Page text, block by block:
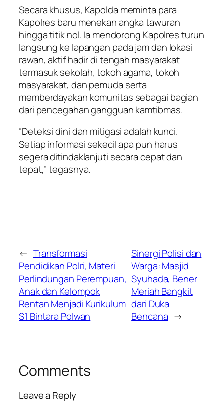
Secara khusus, Kapolda meminta para
Kapolres baru menekan angka tawuran
hingga titik nol. Ia mendorong Kapolres turun
langsung ke lapangan pada jam dan lokasi
rawan, aktif hadir di tengah masyarakat
termasuk sekolah, tokoh agama, tokoh
masyarakat, dan pemuda serta
memberdayakan komunitas sebagai bagian
dari pencegahan gangguan kamtibmas.
“Deteksi dini dan mitigasi adalah kunci.
Setiap informasi sekecil apa pun harus
segera ditindaklanjuti secara cepat dan
tepat,” tegasnya.
← Transformasi
Pendidikan Polri, Materi
Perlindungan Perempuan,
Anak dan Kelompok
Rentan Menjadi Kurikulum
S1 Bintara Polwan
Sinergi Polisi dan
Warga: Masjid
Syuhada, Bener
Meriah Bangkit
dari Duka
Bencana →
Comments
Leave a Reply